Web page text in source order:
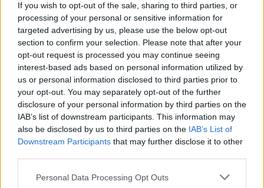
If you wish to opt-out of the sale, sharing to third parties, or
processing of your personal or sensitive information for
targeted advertising by us, please use the below opt-out
section to confirm your selection. Please note that after your
opt-out request is processed you may continue seeing
interest-based ads based on personal information utilized by
us or personal information disclosed to third parties prior to
your opt-out. You may separately opt-out of the further
disclosure of your personal information by third parties on the
IAB’s list of downstream participants. This information may
also be disclosed by us to third parties on the IAB’s List of
Downstream Participants that may further disclose it to other
Personal Data Processing Opt Outs
Life
Καλοκαίρι στην Αττική
με επιφυλάξεις – Ποιες
παραλίες έχουν
ακατάλληλες
Life
Το πιο επικίνδυνο
«Will you marry me?»
που έχουμε δει ποτέ –
σκαρφάλωσε στο